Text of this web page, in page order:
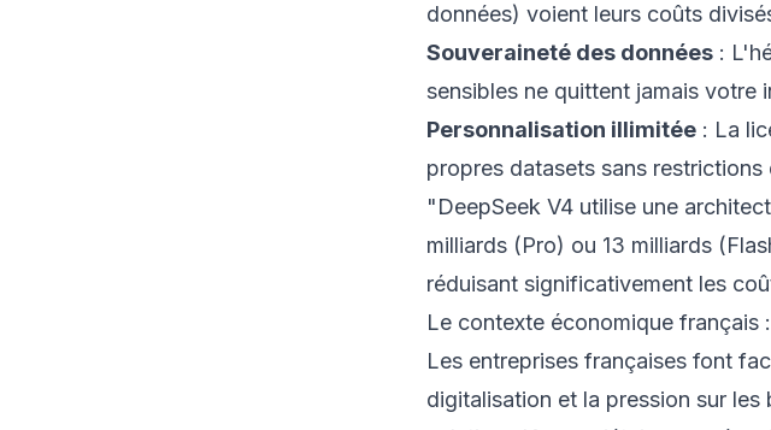
données) voient leurs coûts
Souveraineté des données :
sensibles ne quittent jamais votre
Personnalisation illimitée : La
propres datasets sans restrictions
"DeepSeek V4 utilise une
milliards (Pro) ou 13 milliards
réduisant significativement les
Le contexte économique français
Les entreprises françaises font
digitalisation et la pression sur